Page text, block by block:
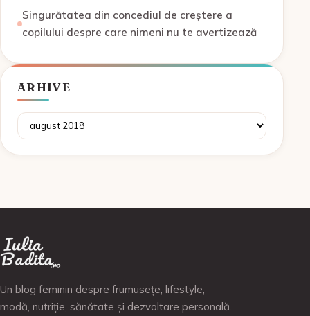
Singurătatea din concediul de creștere a
copilului despre care nimeni nu te avertizează
ARHIVE
Arhive
Un blog feminin despre frumusețe, lifestyle,
modă, nutriție, sănătate și dezvoltare personală.